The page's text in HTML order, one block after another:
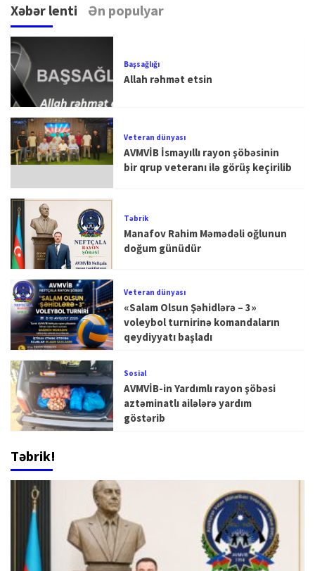
Xəbər lenti Ən populyar
Başsağlığı
Allah rəhmət etsin
Veteran dünyası
AVMVİB İsmayıllı rayon şöbəsinin
bir qrup veteranı ilə görüş keçirilib
Təbrik
Manafov Rahim Məmədəli oğlunun
doğum günüdür
Veteran dünyası
«Salam Olsun Şəhidlərə – 3»
voleybol turnirinə komandaların
qeydiyyatı başladı
Sosial
AVMVİB-in Yardımlı rayon şöbəsi
aztəminatlı ailələrə yardım
göstərib
Təbrik!